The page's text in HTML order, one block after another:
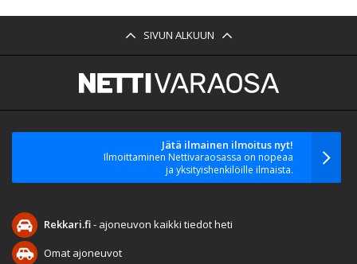
SIVUN ALKUUN
Jätä ilmainen ilmoitus nyt!
Ilmoittaminen Nettivaraosassa on nopeaa
ja yksityishenkilöille ilmaista.
Rekkari.fi- ajoneuvon kaikki tiedot heti
Omat ajoneuvot